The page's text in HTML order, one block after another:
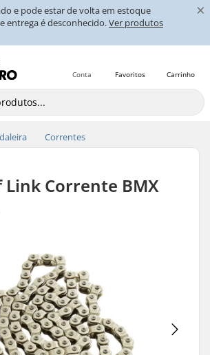
e pode estar de volta em estoque
entrega é desconhecido.Ver produtos
×
Carrinho
Favoritos
Conta
Correntes
Link Corrente BMX